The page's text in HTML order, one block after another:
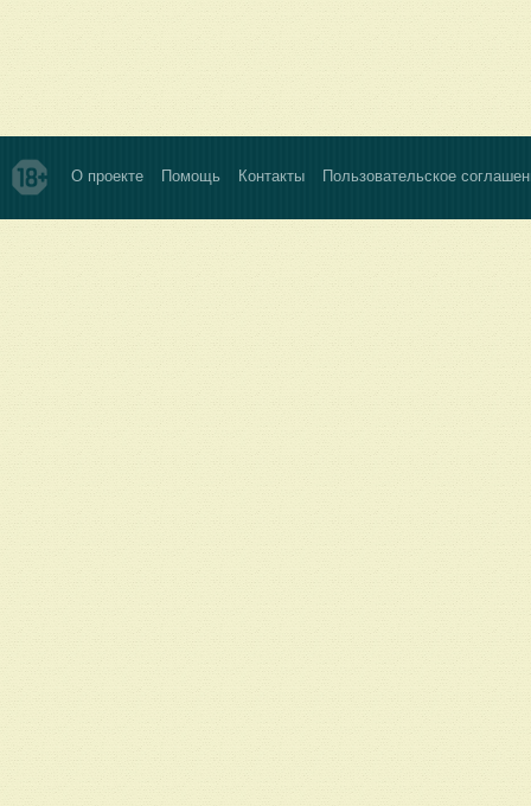
О проекте Помощь Контакты Пользовательское